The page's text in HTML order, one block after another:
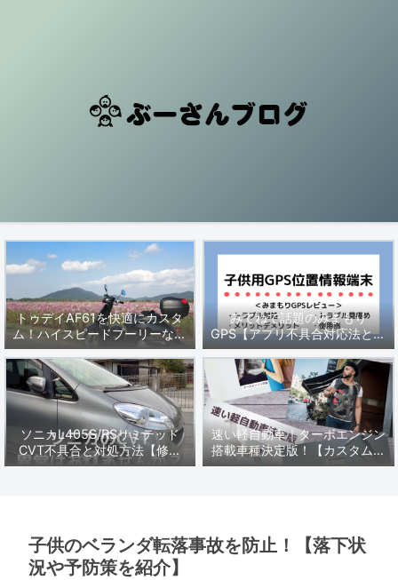
トゥデイAF61を快適にカスタ
ム！ハイスピードプーリーなど
セッティングを解説
みてねで話題のみまもり
GPS【アプリ不具合対応法と製
品レビュー・動かない時の対処
法】
ソニカL405S/RSリミテッド
CVT不具合と対処方法【修理
編】
速い軽自動車｜ターボエンジン
搭載車種決定版！【カスタムに
オススメ軽スポーツ】
子供のベランダ転落事故を防止！【落下状
況や予防策を紹介】